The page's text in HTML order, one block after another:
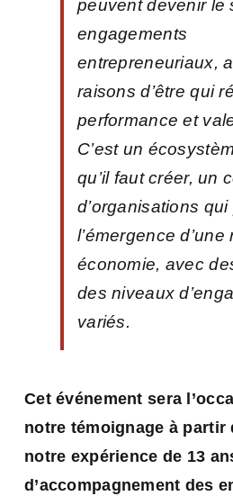
peuvent devenir le
engagements
entrepreneuriaux,
raisons d’être qui
performance et
C’est un
qu’il faut créer, un
d’organisations
l’émergence d’une
économie, avec
des niveaux
variés.
Cet événement sera
notre témoignage à partir
notre expérience de 13
d’accompagnement des